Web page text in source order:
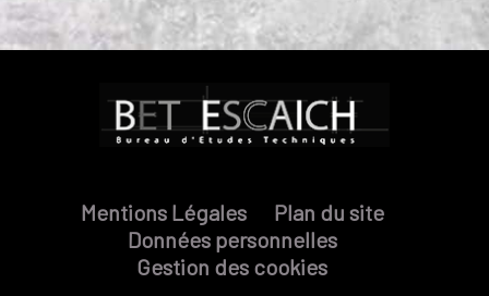
Mentions Légales
Plan du site
Données personnelles
Gestion des cookies